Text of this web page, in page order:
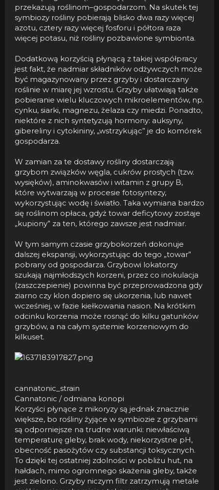
przekazują roślinom–gospodarzom. Na skutek tej
symbiozy rośliny pobierają blisko dwa razy więcej
azotu, cztery razy więcej fosforu i półtora raza
więcej potasu, niż rośliny pozbawione symbionta.
Dodatkową korzyścią płynącą z takiej współpracy
jest fakt, że nadmiar składników odżywczych może
być magazynowany przez grzyby i dostarczany
roślinie w miarę jej wzrostu. Grzyby ułatwiają także
pobieranie wielu kluczowych mikroelementów, np.
cynku, siarki, magnezu, żelaza czy miedzi. Ponadto,
niektóre z nich syntetyzują hormony: auksyny,
gibereliny i cytokininy, „wstrzykując” je do komórek
gospodarza.
W zamian za te dostawy rośliny dostarczają
grzybom związków węgla, cukrów prostych (tzw.
wysięków), aminokwasów i witamin z grupy B,
które wytwarzają w procesie fotosyntezy,
wykorzystując wodę i światło. Taka wymiana bardzo
się roślinom opłaca, gdyż towar deficytowy zostaje
„kupiony” za ten, którego zawsze jest nadmiar.
W tym samym czasie grzybokorzeń dokonuje
dalszej ekspansji, wykorzystując do tego „towar”
pobrany od gospodarza. Grzybowi lokatorzy
szukają najmłodszych korzeni, przez co inokulacja
(zaszczepienie) powinna być przeprowadzona gdy
ziarno czy klon dopiero się ukorzenia, lub nawet
wcześniej, w fazie kiełkowania nasion. Na krótkim
odcinku korzenia może rosnąć do kilku gatunków
grzybów, a na całym systemie korzeniowym do
kilkuset.
cannatonic_strain
Cannatonic / odmiana konopi
Korzyści płynące z mikoryzy są jednak znacznie
większe, bo rośliny żyjące w symbiozie z grzybami
są odporniejsze na trudne warunki: niewłaściwą
temperaturę gleby, brak wody, niekorzystne pH,
obecność pasożytów czy substancji toksycznych.
To dzięki tej ostatniej zdolności w pobliżu hut, na
hałdach, mimo ogromnego skażenia gleby, także
jest zielono. Grzyby niczym filtr zatrzymują metale